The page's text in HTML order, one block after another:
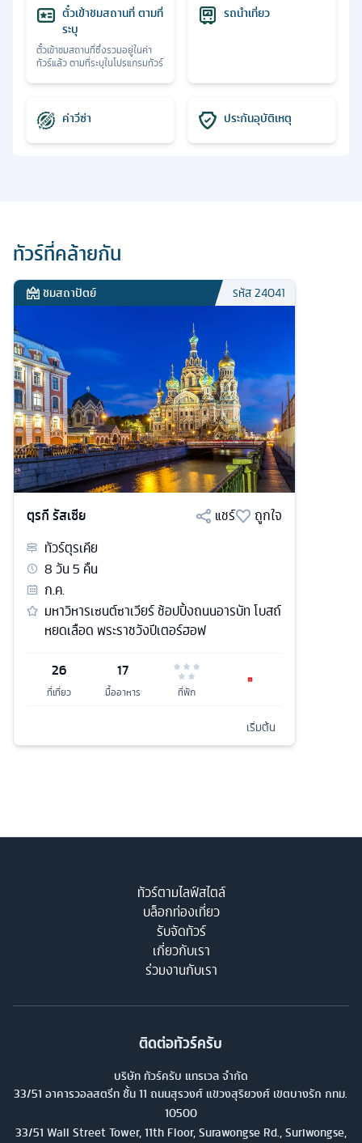
ตั๋วเข้าชมสถานที่ ตามที่
ระบุ
ตั๋วเข้าชมสถานที่ซึ่งรวมอยู่ในค่า
ทัวร์แล้ว ตามที่ระบุในโปรแกรมทัวร์
รถนำเที่ยว
ค่าวีซ่า ประกันอุบัติเหตุ
ทัวร์ที่คล้ายกัน
ชมสถาปัตย์ รหัส24041
ตุรกี รัสเซีย แชร์
ถูกใจ
ทัวร์ตุรเคีย
8วัน5 คืน
ก.ค.
มหาวิหารเซนต์ซาเวียร์ ช้อปปิ้งถนนอารบัท โบสถ์
หยดเลือด พระราชวังปีเตอร์ฮอฟ
26
ที่เที่ยว
17
มื้ออาหาร ที่พัก
เริ่มต้น
ทัวร์ตามไลฟ์สไตล์
บล็อกท่องเที่ยว
รับจัดทัวร์
เกี่ยวกับเรา
ร่วมงานกับเรา
ติดต่อทัวร์ครับ
บริษัท ทัวร์ครับ แทรเวล จำกัด
33/51 อาคารวอลสตรีท ชั้น 11 ถนนสุรวงศ์ แขวงสุริยวงศ์ เขตบางรัก กทม.
10500
33/51 Wall Street Tower, 11th Floor, Surawongse Rd., Suriwongse,